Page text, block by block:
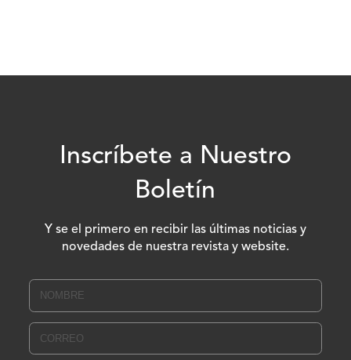
Inscríbete a Nuestro
Boletín
Y se el primero en recibir las últimas noticias y
novedades de nuestra revista y website.